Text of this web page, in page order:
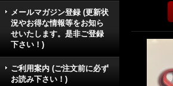
メールマガジン登録 (更新状
況やお得な情報等をお知ら
せいたします。是非ご登録
下さい！)
ご利用案内 (ご注文前に必ず
お読み下さい！)